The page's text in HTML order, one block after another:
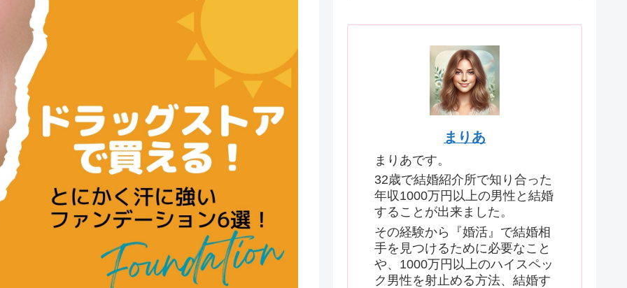
まりあ
まりあです。
32歳で結婚紹介所で知り合った
年収1000万円以上の男性と結婚
することが出来ました。
その経験から『婚活』で結婚相
手を見つけるために必要なこと
や、1000万円以上のハイスペッ
ク男性を射止める方法、結婚す